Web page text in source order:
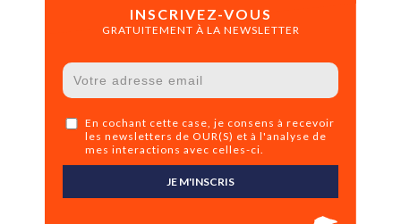
INSCRIVEZ-VOUS
GRATUITEMENT À LA NEWSLETTER
En cochant cette case, je consens à recevoir
les newsletters de OUR(S) et à l'analyse de
mes interactions avec celles-ci.
JE M'INSCRIS